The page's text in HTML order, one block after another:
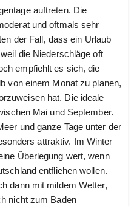
auftreten. Die
und oftmals sehr
der Fall, dass ein Urlaub
die Niederschläge oft
empfiehlt es sich, die
von einem Monat zu planen,
hat. Die ideale
Mai und September.
und ganze Tage unter der
attraktiv. Im Winter
Überlegung wert, wenn
entfliehen wollen.
dann mit mildem Wetter,
nicht zum Baden